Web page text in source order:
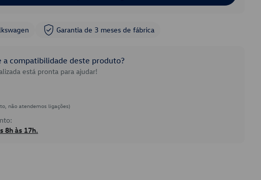
Garantia de 3 meses de fábrica
a compatibilidade deste produto?
está pronta para ajudar!
não atendemos ligações)
8h às 17h.